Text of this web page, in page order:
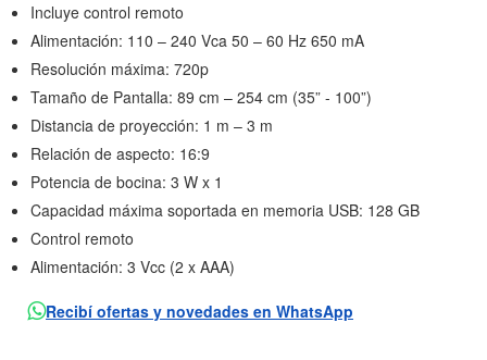
Incluye control remoto
Alimentación: 110 – 240 Vca 50 – 60 Hz 650 mA
Resolución máxima: 720p
Tamaño de Pantalla: 89 cm – 254 cm (35” - 100”)
Distancia de proyección: 1 m – 3 m
Relación de aspecto: 16:9
Potencia de bocina: 3 W x 1
Capacidad máxima soportada en memoria USB: 128 GB
Control remoto
Alimentación: 3 Vcc (2 x AAA)
Recibí ofertas y novedades en WhatsApp